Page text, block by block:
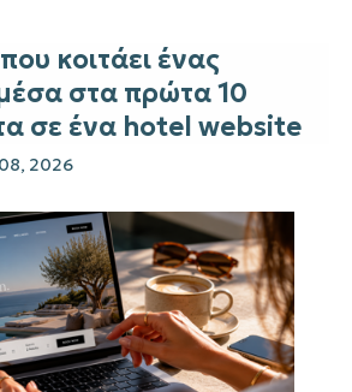
κοιτάει ένας
στα πρώτα 10
σε ένα hotel website
2026